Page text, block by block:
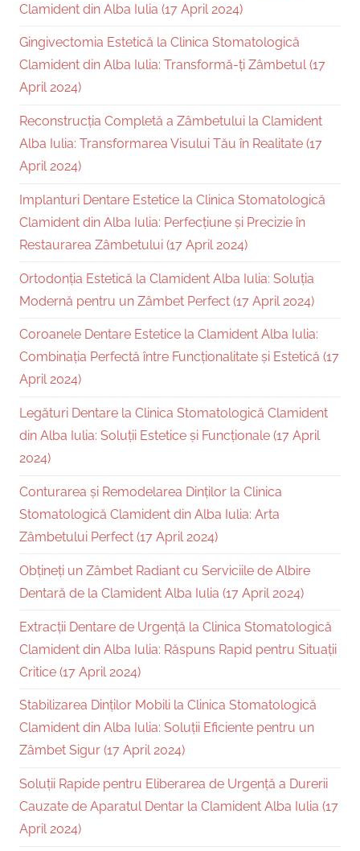
Clamident din Alba Iulia (17 April 2024)
Gingivectomia Estetică la Clinica Stomatologică
Clamident din Alba Iulia: Transformă-ți Zâmbetul (17
April 2024)
Reconstrucția Completă a Zâmbetului la Clamident
Alba Iulia: Transformarea Visului Tău în Realitate (17
April 2024)
Implanturi Dentare Estetice la Clinica Stomatologică
Clamident din Alba Iulia: Perfecțiune și Precizie în
Restaurarea Zâmbetului (17 April 2024)
Ortodonția Estetică la Clamident Alba Iulia: Soluția
Modernă pentru un Zâmbet Perfect (17 April 2024)
Coroanele Dentare Estetice la Clamident Alba Iulia:
Combinația Perfectă între Funcționalitate și Estetică (17
April 2024)
Legături Dentare la Clinica Stomatologică Clamident
din Alba Iulia: Soluții Estetice și Funcționale (17 April
2024)
Conturarea și Remodelarea Dinților la Clinica
Stomatologică Clamident din Alba Iulia: Arta
Zâmbetului Perfect (17 April 2024)
Obțineți un Zâmbet Radiant cu Serviciile de Albire
Dentară de la Clamident Alba Iulia (17 April 2024)
Extracții Dentare de Urgență la Clinica Stomatologică
Clamident din Alba Iulia: Răspuns Rapid pentru Situații
Critice (17 April 2024)
Stabilizarea Dinților Mobili la Clinica Stomatologică
Clamident din Alba Iulia: Soluții Eficiente pentru un
Zâmbet Sigur (17 April 2024)
Soluții Rapide pentru Eliberarea de Urgență a Durerii
Cauzate de Aparatul Dentar la Clamident Alba Iulia (17
April 2024)